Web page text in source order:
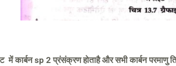
में कार्बन sp 2 प्रंसंक्रण होताहै और सभी कार्बन परमाणु